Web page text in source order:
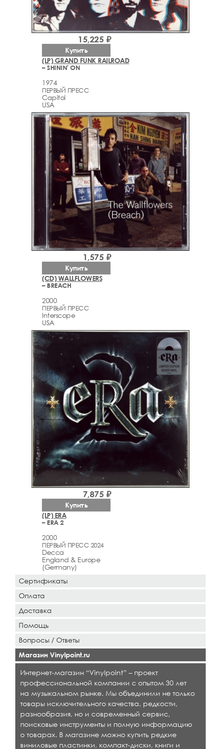
(LP) GRAND FUNK RAILROAD
– SHININ' ON
1974
ПЕРВЫЙ ПРЕСС
Capitol
USA
15,225 ₽
Купить
(CD) WALLFLOWERS
– BREACH
2000
ПЕРВЫЙ ПРЕСС
Interscope
USA
1,575 ₽
Купить
(LP) ERA
– ERA 2
2000
ПЕРВЫЙ ПРЕСС 2024
Decca
England & Europe
(Germany)
7,875 ₽
Купить
Сертификаты
Оплата
Доставка
Помощь
Вопросы / Ответы
Магазин Vinylpoint.ru
Интернет-магазин “Vinylpoint” – проект
профессиональной компании с опытом 30 лет
на музыкальном рынке. Мы объединили не только
товары исключительного качества, редкости,
разнообразия, но и современный сервис,
поисковые инструменты и полную информацию
о товарах. В магазине можно купить редкие
виниловые пластинки, компакт-диски, книги и